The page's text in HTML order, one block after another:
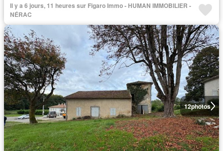
Il y a 6 jours, 11 heures sur Figaro Immo - HUMAN IMMOBILIER -
NÉRAC
12photos